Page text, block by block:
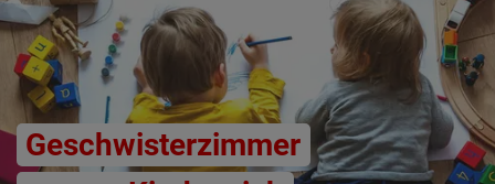
Geschwisterzimmer